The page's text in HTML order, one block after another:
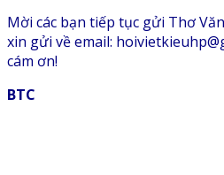
Mời các bạn tiếp tục gửi Thơ
xin gửi về email:
cám ơn!
BTC